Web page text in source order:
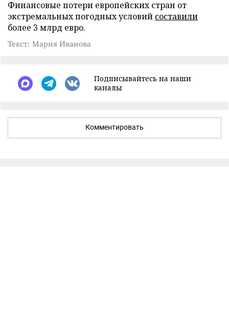
Финансовые потери европейских стран от
экстремальных погодных условий составили
более 3 млрд евро.
Текст: Мария Иванова
Подписывайтесь на наши
каналы
Комментировать